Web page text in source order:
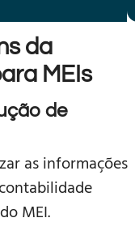
da
MEIs
de
as informações
MEI.